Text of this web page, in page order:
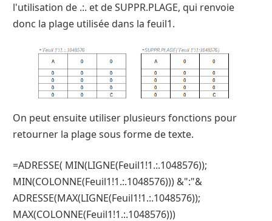
l'utilisation de .:. et de SUPPR.PLAGE, qui renvoie
donc la plage utilisée dans la feuil1.
On peut ensuite utiliser plusieurs fonctions pour
retourner la plage sous forme de texte.
=ADRESSE( MIN(LIGNE(Feuil1!1.:.1048576));
MIN(COLONNE(Feuil1!1.:.1048576))) &":"&
ADRESSE(MAX(LIGNE(Feuil1!1.:.1048576));
MAX(COLONNE(Feuil1!1.:.1048576)))